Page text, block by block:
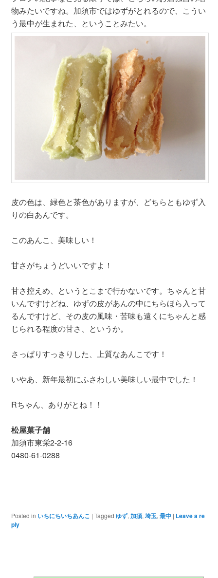
物みたいですね。加須市ではゆずがとれるので、こうい
う最中が生まれた、ということみたい。
皮の色は、緑色と茶色がありますが、どちらともゆず入
りの白あんです。
このあんこ、美味しい！
甘さがちょうどいいですよ！
甘さ控えめ、というとこまで行かないです。ちゃんと甘
いんですけどね、ゆずの皮があんの中にちらほら入って
るんですけど、その皮の風味・苦味も遠くにちゃんと感
じられる程度の甘さ、というか。
さっぱりすっきりした、上質なあんこです！
いやあ、新年最初にふさわしい美味しい最中でした！
Rちゃん、ありがとね！！
松屋菓子舗
加須市東栄2-2-16
0480-61-0288
Posted in いちにちいちあんこ | Tagged ゆず, 加須, 埼玉, 最中 | Leave a re
ply